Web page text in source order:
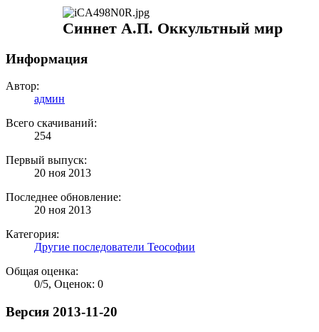
Синнет А.П. Оккультный мир
Информация
Автор:
админ
Всего скачиваний:
254
Первый выпуск:
20 ноя 2013
Последнее обновление:
20 ноя 2013
Категория:
Другие последователи Теософии
Общая оценка:
0/5, Оценок: 0
Версия 2013-11-20